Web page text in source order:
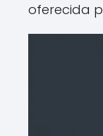
oferecida